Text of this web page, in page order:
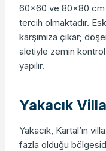
60×60 ve 80×80 cm
tercih olmaktadır.
karşımıza çıkar;
aletiyle zemin
yapılır.
Yakacık
Yakacık, Kartal’ın
fazla olduğu